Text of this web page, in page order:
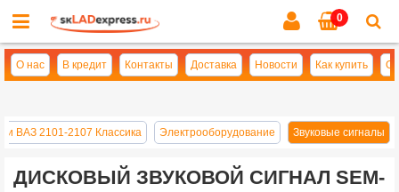
0
О нас В кредит Контакты Доставка Новости Как купить
ВАЗ 2101-2107 Классика Электрооборудование Звуковые сигналы
ДИСКОВЫЙ ЗВУКОВОЙ СИГНАЛ SEM-